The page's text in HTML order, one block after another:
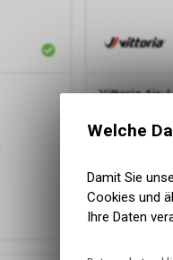
Vittoria Air-
24.00 CHF
Welche
Damit Sie
Cookies und
Ihre Daten